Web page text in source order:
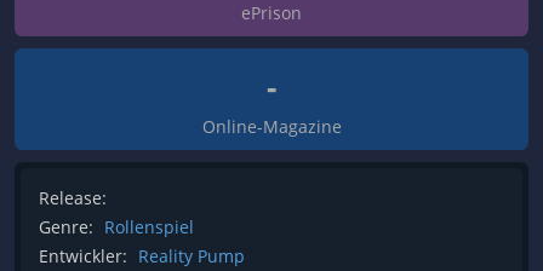
ePrison
-
Online-Magazine
Release:
Genre: Rollenspiel
Entwickler: Reality Pump